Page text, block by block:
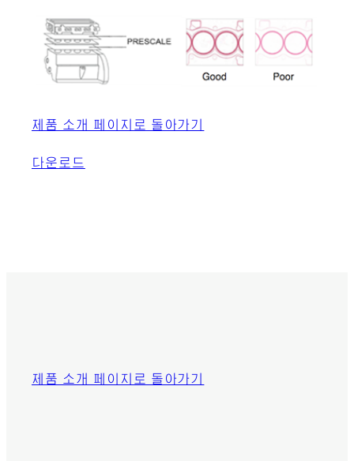
제품 소개 페이지로 돌아가기
다운로드
제품 소개 페이지로 돌아가기